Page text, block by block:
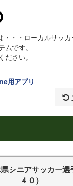
・・・ローカルサッ
です。
ださい。
用アプリ
シニアサッカー選
４０）